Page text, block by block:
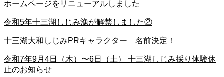
ホームページをリニューアルしました
令和5年十三湖しじみ漁が解禁しました②
十三湖大和しじみPRキャラクター 名前決定！
令和7年9月4日（木）〜6日（土） 十三湖しじみ採り体験休
止のお知らせ